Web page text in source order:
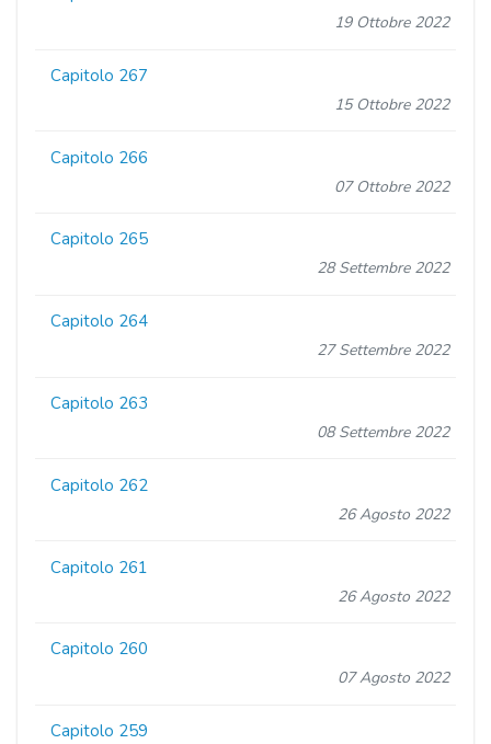
19 Ottobre 2022
Capitolo 267
15 Ottobre 2022
Capitolo 266
07 Ottobre 2022
Capitolo 265
28 Settembre 2022
Capitolo 264
27 Settembre 2022
Capitolo 263
08 Settembre 2022
Capitolo 262
26 Agosto 2022
Capitolo 261
26 Agosto 2022
Capitolo 260
07 Agosto 2022
Capitolo 259